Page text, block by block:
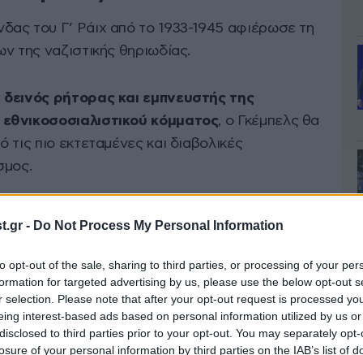
- Do Not Process My Personal Information
opt-out of the sale, sharing to third parties, or processing of your
for targeted advertising by us, please use the below opt-out
selection. Please note that after your opt-out request is processed
interest-based ads based on personal information utilized by us
to third parties prior to your opt-out. You may separately
of your personal information by third parties on the IAB’s list of
του Γ’ Ράιχ από το 1933-1945 αφιέρωσε τη
της ναζιστικής θηριωδίας.
δεινός ρήτορας και εμπνευστής της
κόμματος, ο Γκέμπελς θα
πιο εκτεταμένες και διαβολικές
διπλώματος, θα αναλάβει από το 1923 τα
ναζιστικού σχηματισμού NSDAP και
μέσα σε 10 χρόνια ο Χίτλερ εκλέγεται
υπουργός Διαφώτισης και Προπαγάνδας.
την προπαγάνδα στον γερμανικό
για τα αποτρόπαια γεγονότα που έμελλε να